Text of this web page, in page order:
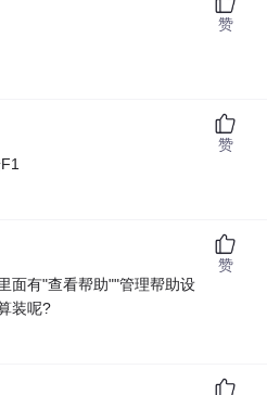
赞
赞
面有"查看帮助""管理帮助设
装呢?
赞